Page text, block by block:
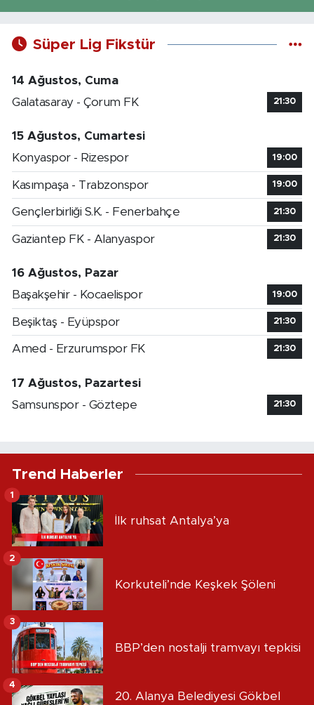
Süper Lig Fikstür
14 Ağustos, Cuma
Galatasaray - Çorum FK
21:30
15 Ağustos, Cumartesi
Konyaspor - Rizespor
19:00
Kasımpaşa - Trabzonspor 19:00
Gençlerbirliği S.K. - Fenerbahçe 21:30
Gaziantep FK - Alanyaspor 21:30
16 Ağustos, Pazar
Başakşehir - Kocaelispor
19:00
Beşiktaş - Eyüpspor 21:30
Amed - Erzurumspor FK 21:30
17 Ağustos, Pazartesi
Samsunspor - Göztepe
21:30
Trend Haberler
İlk ruhsat Antalya’ya
1
Korkuteli’nde Keşkek Şöleni
2
BBP’den nostalji tramvayı tepkisi
3
20. Alanya Belediyesi Gökbel
4